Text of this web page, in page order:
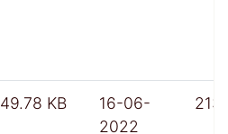
49.78 KB
16-06-
2022